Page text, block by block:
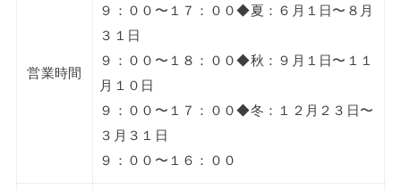
営業時間
９：００〜１７：００◆夏：６月１日〜８月
３１日
９：００〜１８：００◆秋：９月１日〜１１
月１０日
９：００〜１７：００◆冬：１２月２３日〜
３月３１日
９：００〜１６：００